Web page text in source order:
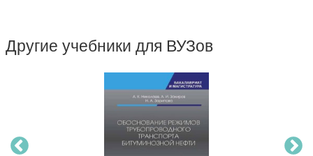
Другие учебники для ВУЗов